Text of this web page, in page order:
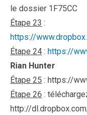
le dossier 1F75CC
Étape 23 :
https://
Étape 24 : https://
Rian Hunter
Étape 25 : https://
Étape 26 :
http://